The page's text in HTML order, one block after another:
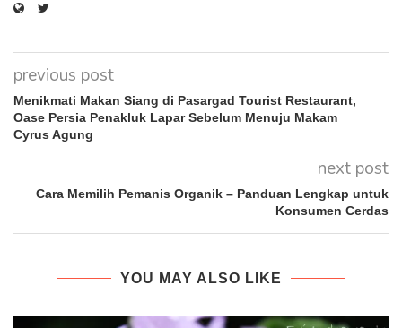
previous post
Menikmati Makan Siang di Pasargad Tourist Restaurant,
Oase Persia Penakluk Lapar Sebelum Menuju Makam
Cyrus Agung
next post
Cara Memilih Pemanis Organik – Panduan Lengkap untuk
Konsumen Cerdas
YOU MAY ALSO LIKE